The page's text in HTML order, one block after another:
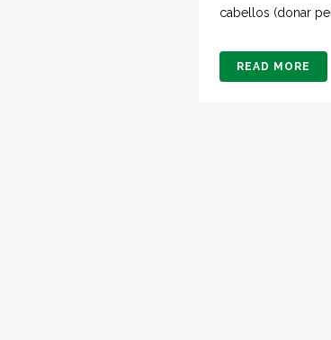
cabellos (donar
READ MORE